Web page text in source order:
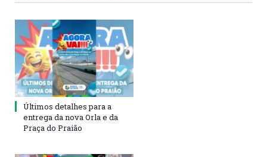
Últimos detalhes para a
entrega da nova Orla e da
Praça do Praião